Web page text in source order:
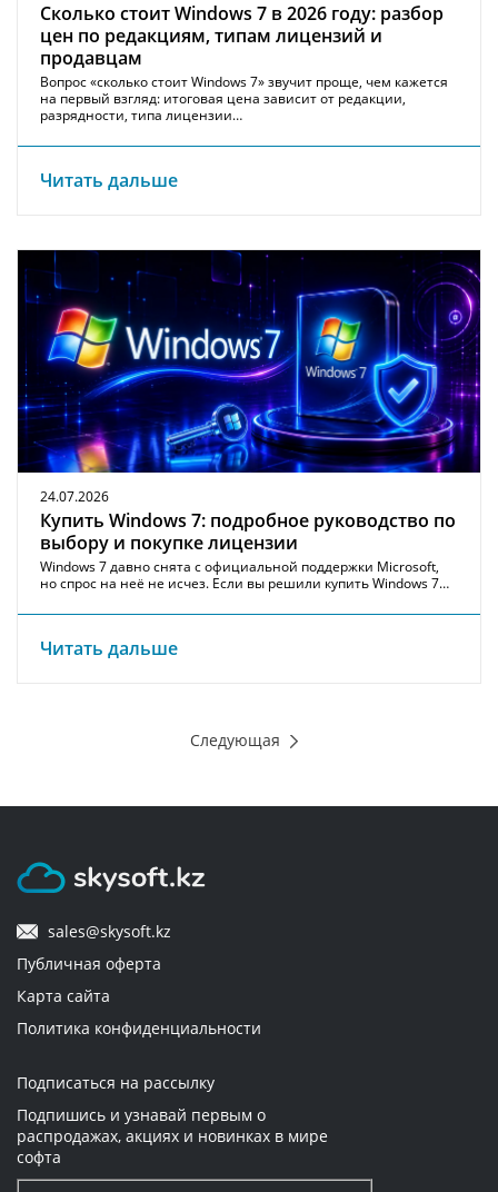
Сколько стоит Windows 7 в 2026 году: разбор
цен по редакциям, типам лицензий и
продавцам
Вопрос «сколько стоит Windows 7» звучит проще, чем кажется
на первый взгляд: итоговая цена зависит от редакции,
разрядности, типа лицензии…
Читать дальше
24.07.2026
Купить Windows 7: подробное руководство по
выбору и покупке лицензии
Windows 7 давно снята с официальной поддержки Microsoft,
но спрос на неё не исчез. Если вы решили купить Windows 7…
Читать дальше
Следующая
sales@skysoft.kz
Публичная оферта
Карта сайта
Политика конфиденциальности
Подписаться на рассылку
Подпишись и узнавай первым о
распродажах, акциях и новинках в мире
софта